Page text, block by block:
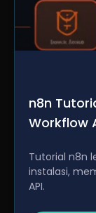
n8n
Workflow
Tutorial n8n
instalasi,
API.